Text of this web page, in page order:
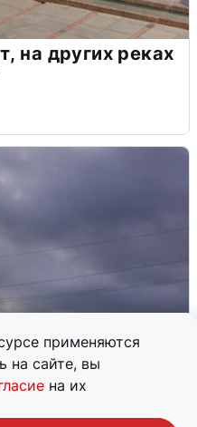
применяются
на сайте, вы
на их
на других реках